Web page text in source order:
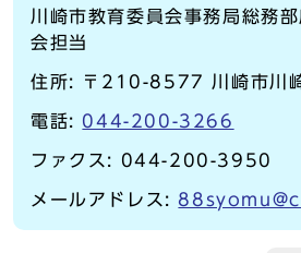
川崎市教育委員会事務局総務
会担当
住所: 〒210-8577 川崎市川
電話: 044-200-3266
ファクス: 044-200-3950
メールアドレス: